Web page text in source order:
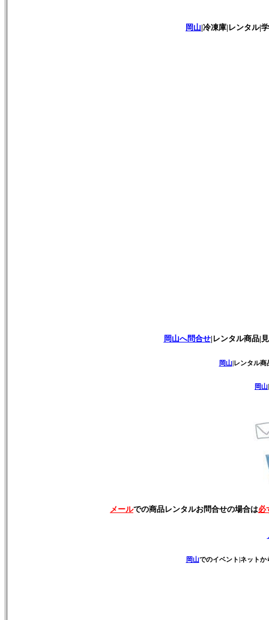
岡山|冷凍庫|レンタル|
岡山へ問合せ|レンタル商品|
岡山|レンタル商
岡山
メールでの商品レンタルお問合せの場合は必
岡山でのイベント|ネットか